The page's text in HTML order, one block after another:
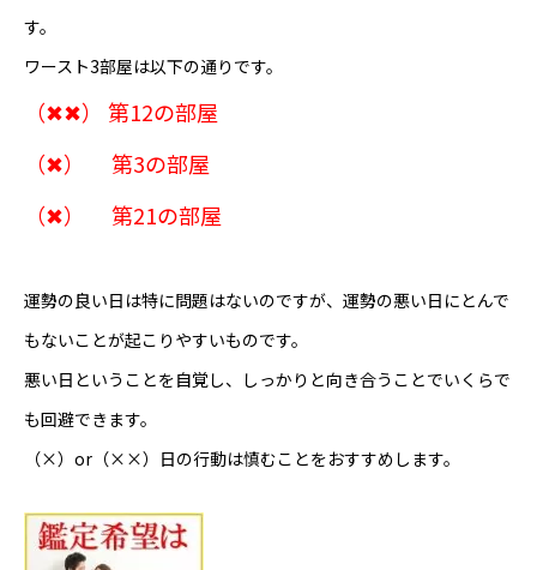
鑑定及び出演依頼
YouTube
Online Store
す。
ワースト3部屋は以下の通りです。
（✖✖） 第12の部屋
（✖） 第3の部屋
（✖） 第21の部屋
運勢の良い日は特に問題はないのですが、運勢の悪い日にとんで
もないことが起こりやすいものです。
悪い日ということを自覚し、しっかりと向き合うことでいくらで
も回避できます。
（×）or（××）日の行動は慎むことをおすすめします。